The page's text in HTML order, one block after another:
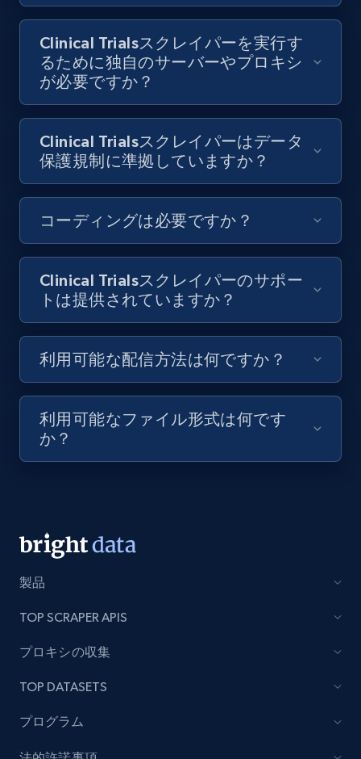
Video length, Likes, Views, and more.
8.1K+ 713+ 無料トライアル
Youtube - Videos posts - Discovery videos
by podcast url
URL, Title, Youtuber, Youtuber md5, Video url,
8.1K+ 713+ 無料トライアル
Amazon Reviews
URL, Product name, Product rating, Product
rating object, Product rating max, Rating,
Author name, Asin, and more.
7.4K+ 870+ 無料トライアル
URL, Post id, Description, Create time, Digg
count, Share count, Collect count, Comment
6.7K+
TikTok - Posts - Input specific profile URL to
get posts published by it
count, Share count, Collect count, Comment
Clinical Trialsスクレイパーを実行す
るために独自のサーバーやプロキシ
が必要ですか？
Clinical Trialsスクレイパーはデータ
保護規制に準拠していますか？
コーディングは必要ですか？
Clinical Trialsスクレイパーのサポー
トは提供されていますか？
利用可能な配信方法は何ですか？
利用可能なファイル形式は何です
か？
製品
TOP SCRAPER APIS
プロキシの収集
TOP DATASETS
プログラム